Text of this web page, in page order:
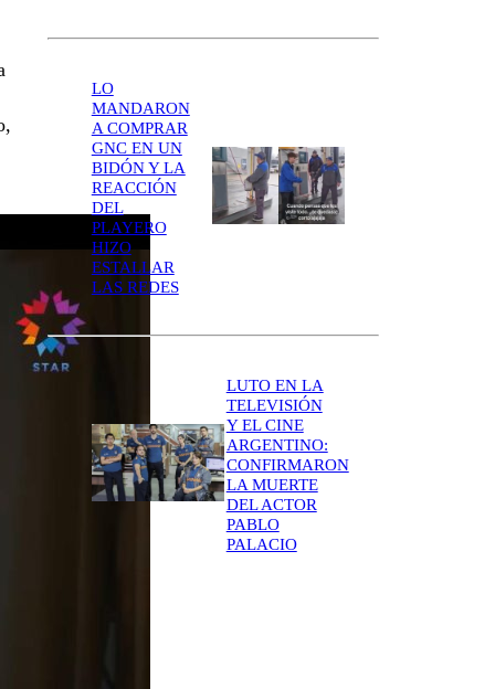
LO
MANDARON
A COMPRAR
GNC EN UN
BIDÓN Y LA
REACCIÓN
DEL
PLAYERO
HIZO
ESTALLAR
LAS REDES
LUTO EN LA
TELEVISIÓN
Y EL CINE
ARGENTINO:
CONFIRMARON
LA MUERTE
DEL ACTOR
PABLO
PALACIO